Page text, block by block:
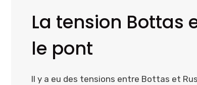
La tension Bottas
le pont
Il y a eu des tensions entre Bottas et